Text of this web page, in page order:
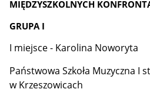
MIĘDZYSZKOLNYCH
GRUPA I
I miejsce - Karolina Noworyta
Państwowa Szkoła Muzyczna I
w Krzeszowicach